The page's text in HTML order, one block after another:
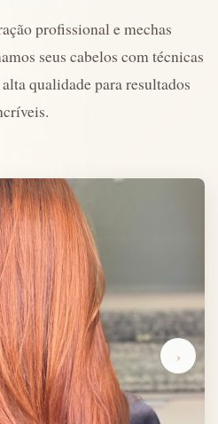
profissional e mechas
seus cabelos com técnicas
qualidade para resultados
›